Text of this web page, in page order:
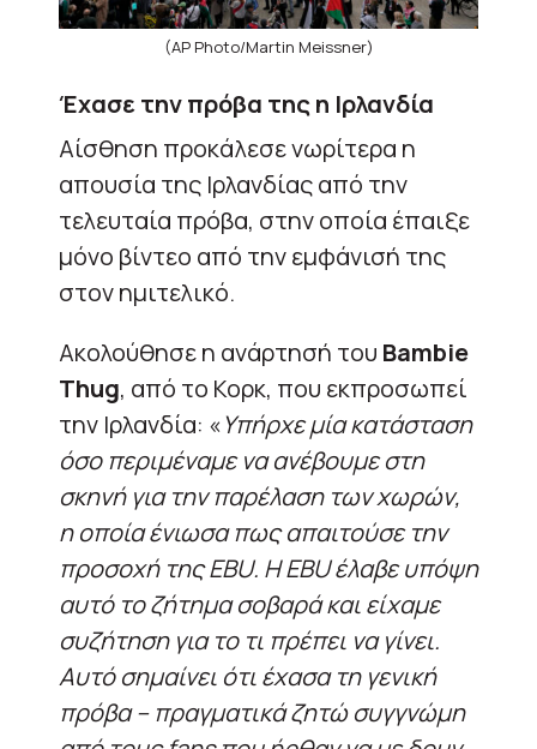
(AP Photo/Martin Meissner)
Έχασε την πρόβα της η Ιρλανδία
Αίσθηση προκάλεσε νωρίτερα η
απουσία της Ιρλανδίας από την
τελευταία πρόβα, στην οποία έπαιξε
μόνο βίντεο από την εμφάνισή της
στον ημιτελικό.
Ακολούθησε η ανάρτησή του Bambie
Thug, από το Κορκ, που εκπροσωπεί
την Ιρλανδία: «Υπήρχε μία κατάσταση
όσο περιμέναμε να ανέβουμε στη
σκηνή για την παρέλαση των χωρών,
η οποία ένιωσα πως απαιτούσε την
προσοχή της EBU. Η EBU έλαβε υπόψη
αυτό το ζήτημα σοβαρά και είχαμε
συζήτηση για το τι πρέπει να γίνει.
Αυτό σημαίνει ότι έχασα τη γενική
πρόβα – πραγματικά ζητώ συγγνώμη